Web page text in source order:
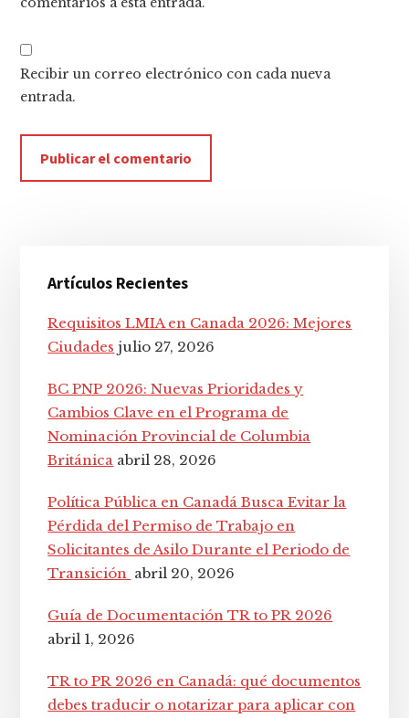
Recibir un correo electrónico con cada nueva
entrada.
lateral
principal
Artículos Recientes
Requisitos LMIA en Canada 2026: Mejores
Ciudades julio 27, 2026
BC PNP 2026: Nuevas Prioridades y
Cambios Clave en el Programa de
Nominación Provincial de Columbia
Británica abril 28, 2026
Política Pública en Canadá Busca Evitar la
Pérdida del Permiso de Trabajo en
Solicitantes de Asilo Durante el Periodo de
Transición abril 20, 2026
Guía de Documentación TR to PR 2026
abril 1, 2026
TR to PR 2026 en Canadá: qué documentos
debes traducir o notarizar para aplicar con